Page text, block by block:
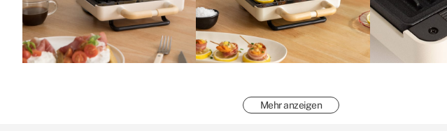
Mehr anzeigen